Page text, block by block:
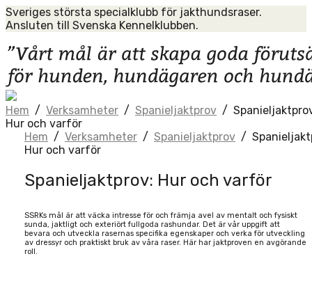
Skip
to
Sveriges största specialklubb för jakthundsraser.
Ansluten till Svenska Kennelklubben.
Hem / Verksamheter / Spanieljaktprov /
Hur och varför
Hem / Verksamheter / Spanieljaktprov /
Hur och varför
Spanieljaktprov: Hur och varför
SSRKs mål är att väcka intresse för och främja avel av mentalt och fysiskt
sunda, jaktligt och exteriört fullgoda rashundar. Det är vår uppgift att
bevara och utveckla rasernas specifika egenskaper och verka för utveckling
av dressyr och praktiskt bruk av våra raser. Här har jaktproven en avgörande
roll.